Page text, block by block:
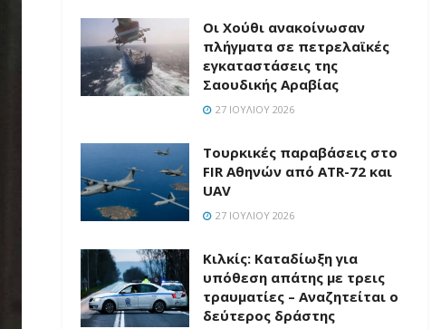
Οι Χούθι ανακοίνωσαν
πλήγματα σε πετρελαϊκές
εγκαταστάσεις της
Σαουδικής Αραβίας
27 ΙΟΥΛΊΟΥ 2026
Τουρκικές παραβάσεις στο
FIR Αθηνών από ATR-72 και
UAV
27 ΙΟΥΛΊΟΥ 2026
Κιλκίς: Καταδίωξη για
υπόθεση απάτης με τρεις
τραυματίες – Αναζητείται ο
δεύτερος δράστης